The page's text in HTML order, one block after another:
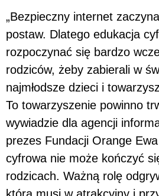
„Bezpieczny internet
postaw. Dlatego edukacja
rozpoczynać się bardzo
rodziców, żeby zabierali w
najmłodsze dzieci i
To towarzyszenie powinno
wywiadzie dla agencji
prezes Fundacji Orange
cyfrowa nie może kończyć
rodzicach. Ważną rolę